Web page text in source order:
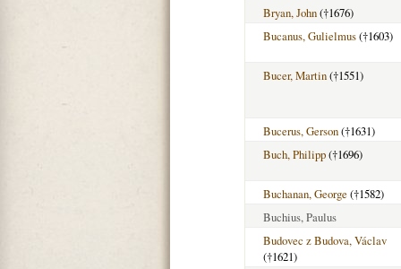
Bryan, John(†1676)
Bucanus, Gulielmus(†1603)
Bucer, Martin(†1551)
Bucerus, Gerson(†1631)
Buch, Philipp(†1696)
Buchanan, George (†1582)
Buchius, Paulus
Budovec z Budova, Václav
(†1621)